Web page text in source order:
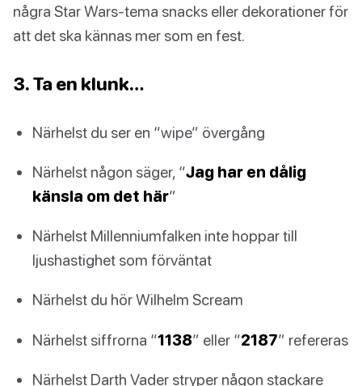
några Star Wars-tema snacks eller dekorationer för
att det ska kännas mer som en fest.
3. Ta en klunk…
Närhelst du ser en “wipe” övergång
Närhelst någon säger, “Jag har en dålig
känsla om det här”
Närhelst Millenniumfalken inte hoppar till
ljushastighet som förväntat
Närhelst du hör Wilhelm Scream
Närhelst siffrorna “1138” eller “2187” refereras
Närhelst Darth Vader stryper någon stackare